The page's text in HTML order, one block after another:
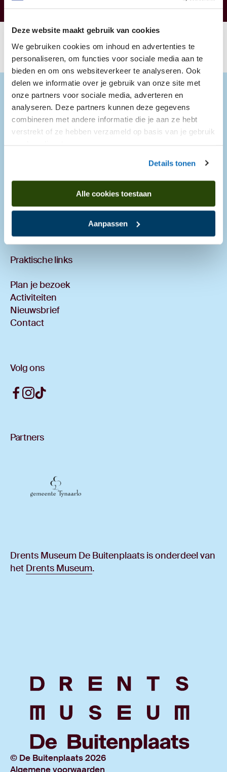
Deze website maakt gebruik van cookies
We gebruiken cookies om inhoud en advertenties te
personaliseren, om functies voor sociale media aan te
bieden en om ons websiteverkeer te analyseren. Ook
delen we informatie over je gebruik van onze site met
onze partners voor sociale media, adverteren en
analyseren. Deze partners kunnen deze gegevens
combineren met andere informatie die je aan ze hebt
verstrekt of ze hebben verzameld op basis van je gebruik
Details tonen
Alle cookies toestaan
Aanpassen
Home Onderwijs Voortgezet onderwijs
Drents Museum De Buitenplaats
Hoofdweg 76, 9761 EK Eelde
050 309 5818
Openingstijden
Het museum is morgen open van 11.00 uur tot
17.00 uur.Bekijk alle openingstijden.
Praktische links
Plan je bezoek
Activiteiten
Nieuwsbrief
Contact
Volg ons
Partners
Drents Museum De Buitenplaats is onderdeel van
het Drents Museum.
© De Buitenplaats 2026
Algemene voorwaarden